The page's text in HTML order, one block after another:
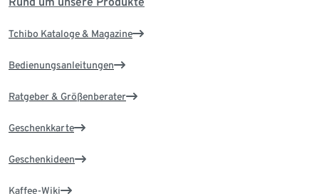
Tchibo Kataloge & Magazine
Bedienungsanleitungen
Ratgeber & Größenberater
Geschenkkarte
Geschenkideen
Kaffee-Wiki